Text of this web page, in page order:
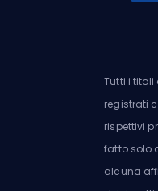
Tutti i
registrati
rispettivi
fatto solo
alcuna